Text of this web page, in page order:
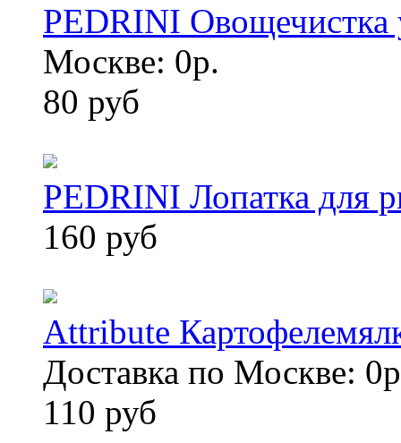
PEDRINI Овощечистка
Москве: 0р.
80 руб
PEDRINI Лопатка для
160 руб
Attribute
Доставка по Москве:
110 руб